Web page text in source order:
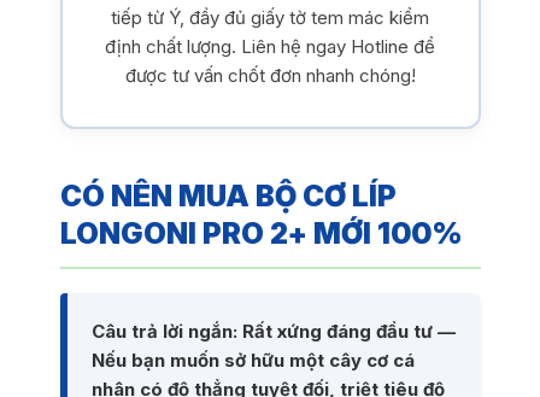
tiếp từ Ý, đầy đủ giấy tờ tem mác kiểm
định chất lượng. Liên hệ ngay Hotline để
được tư vấn chốt đơn nhanh chóng!
CÓ NÊN MUA BỘ CƠ LÍP
LONGONI PRO 2+ MỚI 100%
Câu trả lời ngắn: Rất xứng đáng đầu tư —
Nếu bạn muốn sở hữu một cây cơ cá
nhân có độ thẳng tuyệt đối, triệt tiêu độ